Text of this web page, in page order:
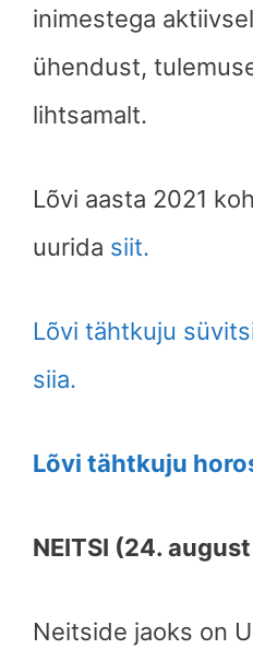
inimestega
ühendust,
lihtsamalt.
Lõvi aasta 2021
uurida siit.
Lõvi tähtkuju
siia.
Lõvi tähtkuju
NEITSI (24.
Neitside jaoks on